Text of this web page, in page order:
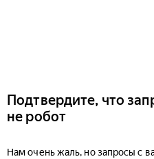
Подтвердите, что
не робот
Нам очень жаль, но запросы с